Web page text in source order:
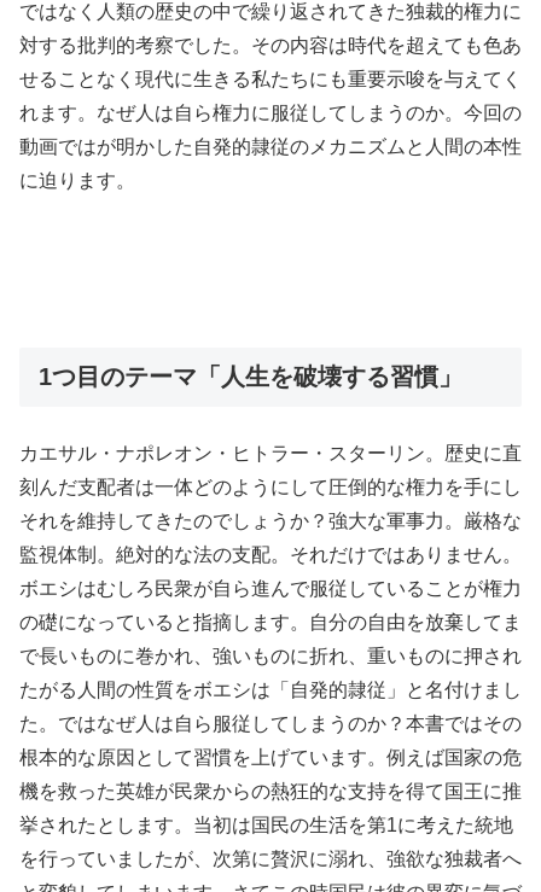
ではなく人類の歴史の中で繰り返されてきた独裁的権力に
対する批判的考察でした。その内容は時代を超えても色あ
せることなく現代に生きる私たちにも重要示唆を与えてく
れます。なぜ人は自ら権力に服従してしまうのか。今回の
動画ではが明かした自発的隷従のメカニズムと人間の本性
に迫ります。
1つ目のテーマ「人生を破壊する習慣」
カエサル・ナポレオン・ヒトラー・スターリン。歴史に直
刻んだ支配者は一体どのようにして圧倒的な権力を手にし
それを維持してきたのでしょうか？強大な軍事力。厳格な
監視体制。絶対的な法の支配。それだけではありません。
ボエシはむしろ民衆が自ら進んで服従していることが権力
の礎になっていると指摘します。自分の自由を放棄してま
で長いものに巻かれ、強いものに折れ、重いものに押され
たがる人間の性質をボエシは「自発的隷従」と名付けまし
た。ではなぜ人は自ら服従してしまうのか？本書ではその
根本的な原因として習慣を上げています。例えば国家の危
機を救った英雄が民衆からの熱狂的な支持を得て国王に推
挙されたとします。当初は国民の生活を第1に考えた統地
を行っていましたが、次第に贅沢に溺れ、強欲な独裁者へ